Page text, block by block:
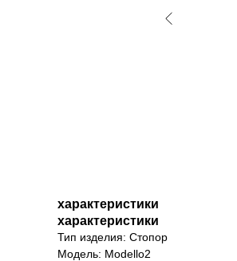
характеристики
характеристики
Тип изделия: Стопор
Модель: Modello2